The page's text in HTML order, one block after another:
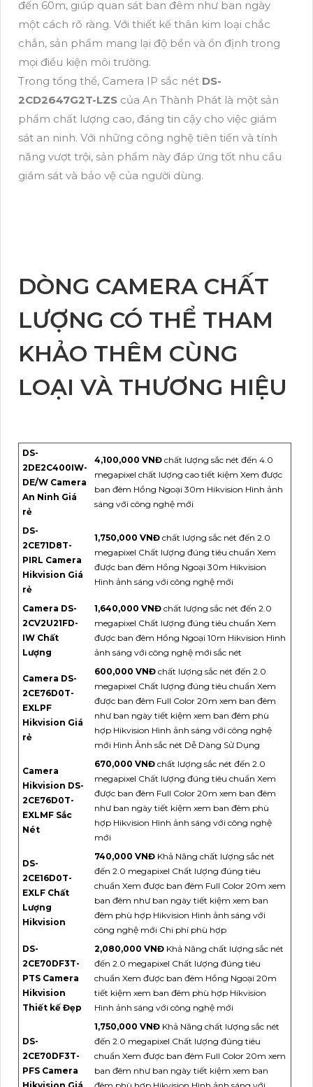
đến 60m, giúp quan sát ban đêm như ban ngày
một cách rõ ràng. Với thiết kế thân kim loại chắc
chắn, sản phẩm mang lại độ bền và ổn định trong
mọi điều kiện môi trường.
Trong tổng thể, Camera IP sắc nét DS-
2CD2647G2T-LZS của An Thành Phát là một sản
phẩm chất lượng cao, đáng tin cậy cho việc giám
sát an ninh. Với những công nghệ tiên tiến và tính
năng vượt trội, sản phẩm này đáp ứng tốt nhu cầu
giám sát và bảo vệ của người dùng.
DÒNG CAMERA CHẤT
LƯỢNG CÓ THỂ THAM
KHẢO THÊM CÙNG
LOẠI VÀ THƯƠNG HIỆU
DS-
2DE2C400IW-
DE/W Camera
An Ninh Giá
rẻ
4,100,000 VNĐ chất lượng sắc nét đến 4.0
megapixel chất lượng cao tiết kiệm Xem được
ban đêm Hồng Ngoại 30m Hikvision Hình ảnh
sáng với công nghệ mới
DS-
2CE71D8T-
PIRL Camera
Hikvision Giá
rẻ
1,750,000 VNĐ chất lượng sắc nét đến 2.0
megapixel Chất lượng đúng tiêu chuẩn Xem
được ban đêm Hồng Ngoại 30m Hikvision
Hình ảnh sáng với công nghệ mới
Camera DS-
2CV2U21FD-
IW Chất
Lượng
1,640,000 VNĐ chất lượng sắc nét đến 2.0
megapixel Chất lượng đúng tiêu chuẩn Xem
được ban đêm Hồng Ngoại 10m Hikvision Hình
ảnh sáng với công nghệ mới sắc nét
Camera DS-
2CE76D0T-
EXLPF
Hikvision Giá
rẻ
600,000 VNĐ chất lượng sắc nét đến 2.0
megapixel Chất lượng đúng tiêu chuẩn Xem
được ban đêm Full Color 20m xem ban đêm
như ban ngày tiết kiệm xem ban đêm phù
hợp Hikvision Hình ảnh sáng với công nghệ
mới Hình Ảnh sắc nét Dễ Dàng Sử Dụng
Camera
Hikvision DS-
2CE76D0T-
EXLMF Sắc
Nét
670,000 VNĐ chất lượng sắc nét đến 2.0
megapixel Chất lượng đúng tiêu chuẩn Xem
được ban đêm Full Color 20m xem ban đêm
như ban ngày tiết kiệm xem ban đêm phù
hợp Hikvision Hình ảnh sáng với công nghệ
mới
DS-
2CE16D0T-
EXLF Chất
Lượng
Hikvision
740,000 VNĐ Khả Năng chất lượng sắc nét
đến 2.0 megapixel Chất lượng đúng tiêu
chuẩn Xem được ban đêm Full Color 20m xem
ban đêm như ban ngày tiết kiệm xem ban
đêm phù hợp Hikvision Hình ảnh sáng với
công nghệ mới Chi phí phù hợp
DS-
2CE70DF3T-
PTS Camera
Hikvision
Thiết kế Đẹp
2,080,000 VNĐ Khả Năng chất lượng sắc nét
đến 2.0 megapixel Chất lượng đúng tiêu
chuẩn Xem được ban đêm Hồng Ngoại 20m
tiết kiệm xem ban đêm phù hợp Hikvision
Hình ảnh sáng với công nghệ mới
DS-
2CE70DF3T-
PFS Camera
1,750,000 VNĐ Khả Năng chất lượng sắc nét
đến 2.0 megapixel Chất lượng đúng tiêu
chuẩn Xem được ban đêm Full Color 20m xem
ban đêm như ban ngày tiết kiệm xem ban